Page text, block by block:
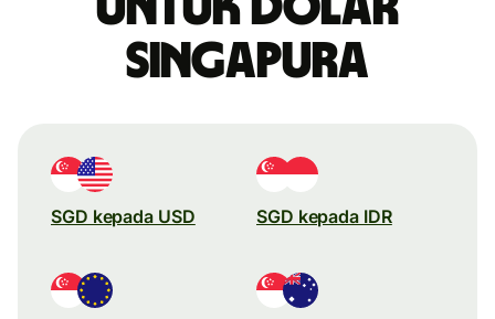
Singapura
SGD kepada USD SGD kepada IDR